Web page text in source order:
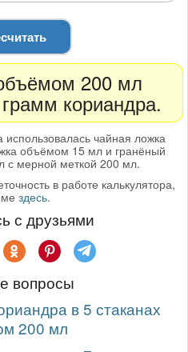
200 мл
кориандра.
чайная ложка
объёмом 15 мл и гранёный
с мерной меткой 200 мл.
в работе калькулятора,
здесь.
с друзьями
вопросы
в 5 стаканах
200 мл